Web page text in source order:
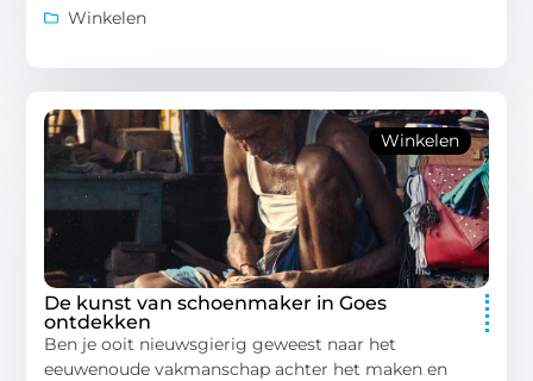
Winkelen
Winkelen
De kunst van schoenmaker in Goes
ontdekken
Ben je ooit nieuwsgierig geweest naar het
eeuwenoude vakmanschap achter het maken en